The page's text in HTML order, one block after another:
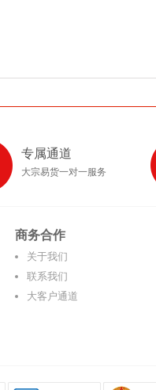
专属通道
大宗易货一对一服务
商务合作
关于我们
联系我们
大客户通道